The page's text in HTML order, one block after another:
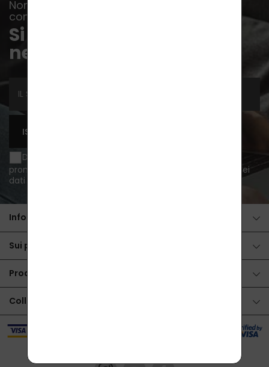
Non perda più nessuna offerta, novità o
consiglio...
Si iscriva alla nostra
newsletter
ISCRIVERSI
Desidero essere informato/a sulle novità e offerte
promozionali via e-mail e acconsento ai
trattamento dei
dati personali
Informazioni sull'acquisto
Sui prodotti
Prodotti
Collaborazione